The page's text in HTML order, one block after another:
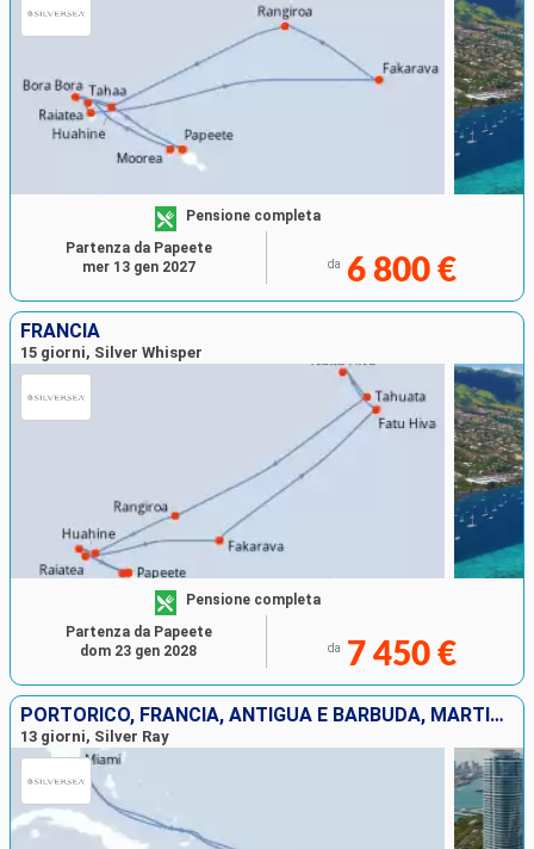
Pensione completa
da 6 800 €
Partenza da Papeete
mer 13 gen 2027
FRANCIA
15 giorni, Silver Whisper
Pensione completa
da 7 450 €
Partenza da Papeete
dom 23 gen 2028
PORTORICO, FRANCIA, ANTIGUA E BARBUDA, MARTINICA, JOST VAN DYKE, STATI UNITI
13 giorni, Silver Ray